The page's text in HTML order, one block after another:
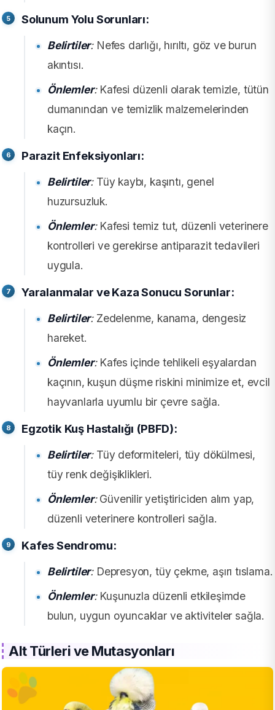
Solunum Yolu Sorunları:
Belirtiler:Nefes darlığı, hırıltı, göz ve burun
akıntısı.
Önlemler:Kafesi düzenli olarak temizle, tütün
dumanından ve temizlik malzemelerinden
kaçın.
Parazit Enfeksiyonları:
Belirtiler:Tüy kaybı, kaşıntı, genel
huzursuzluk.
Önlemler:Kafesi temiz tut, düzenli veterinere
kontrolleri ve gerekirse antiparazit tedavileri
uygula.
Yaralanmalar ve Kaza Sonucu Sorunlar:
Belirtiler:Zedelenme, kanama, dengesiz
hareket.
Önlemler:Kafes içinde tehlikeli eşyalardan
kaçının, kuşun düşme riskini minimize et, evcil
hayvanlarla uyumlu bir çevre sağla.
Egzotik Kuş Hastalığı (PBFD):
Belirtiler:Tüy deformiteleri, tüy dökülmesi,
tüy renk değişiklikleri.
Önlemler:Güvenilir yetiştiriciden alım yap,
düzenli veterinere kontrolleri sağla.
Kafes Sendromu:
Belirtiler:Depresyon, tüy çekme, aşırı tıslama.
Önlemler:Kuşunuzla düzenli etkileşimde
bulun, uygun oyuncaklar ve aktiviteler sağla.
Alt Türleri ve Mutasyonları